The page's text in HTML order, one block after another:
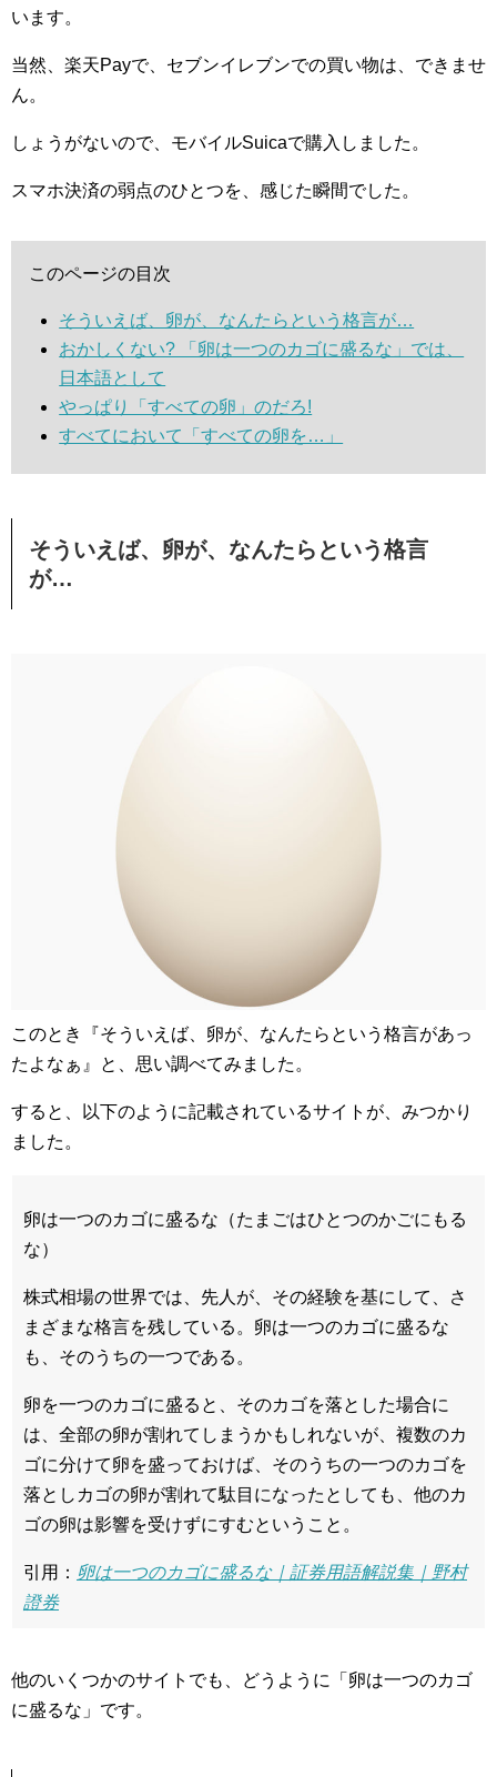
います。
当然、楽天Payで、セブンイレブンでの買い物は、できませ
ん。
しょうがないので、モバイルSuicaで購入しました。
スマホ決済の弱点のひとつを、感じた瞬間でした。
このページの目次
そういえば、卵が、なんたらという格言が…
おかしくない? 「卵は一つのカゴに盛るな」では、
日本語として
やっぱり「すべての卵」のだろ!
すべてにおいて「すべての卵を…」
そういえば、卵が、なんたらという格言
が…
このとき『そういえば、卵が、なんたらという格言があっ
たよなぁ』と、思い調べてみました。
すると、以下のように記載されているサイトが、みつかり
ました。
卵は一つのカゴに盛るな（たまごはひとつのかごにもる
な）
株式相場の世界では、先人が、その経験を基にして、さ
まざまな格言を残している。卵は一つのカゴに盛るな
も、そのうちの一つである。
卵を一つのカゴに盛ると、そのカゴを落とした場合に
は、全部の卵が割れてしまうかもしれないが、複数のカ
ゴに分けて卵を盛っておけば、そのうちの一つのカゴを
落としカゴの卵が割れて駄目になったとしても、他のカ
ゴの卵は影響を受けずにすむということ。
引用： 卵は一つのカゴに盛るな｜証券用語解説集｜野村
證券
他のいくつかのサイトでも、どうように
卵は一つのカゴ
に盛るな
です。